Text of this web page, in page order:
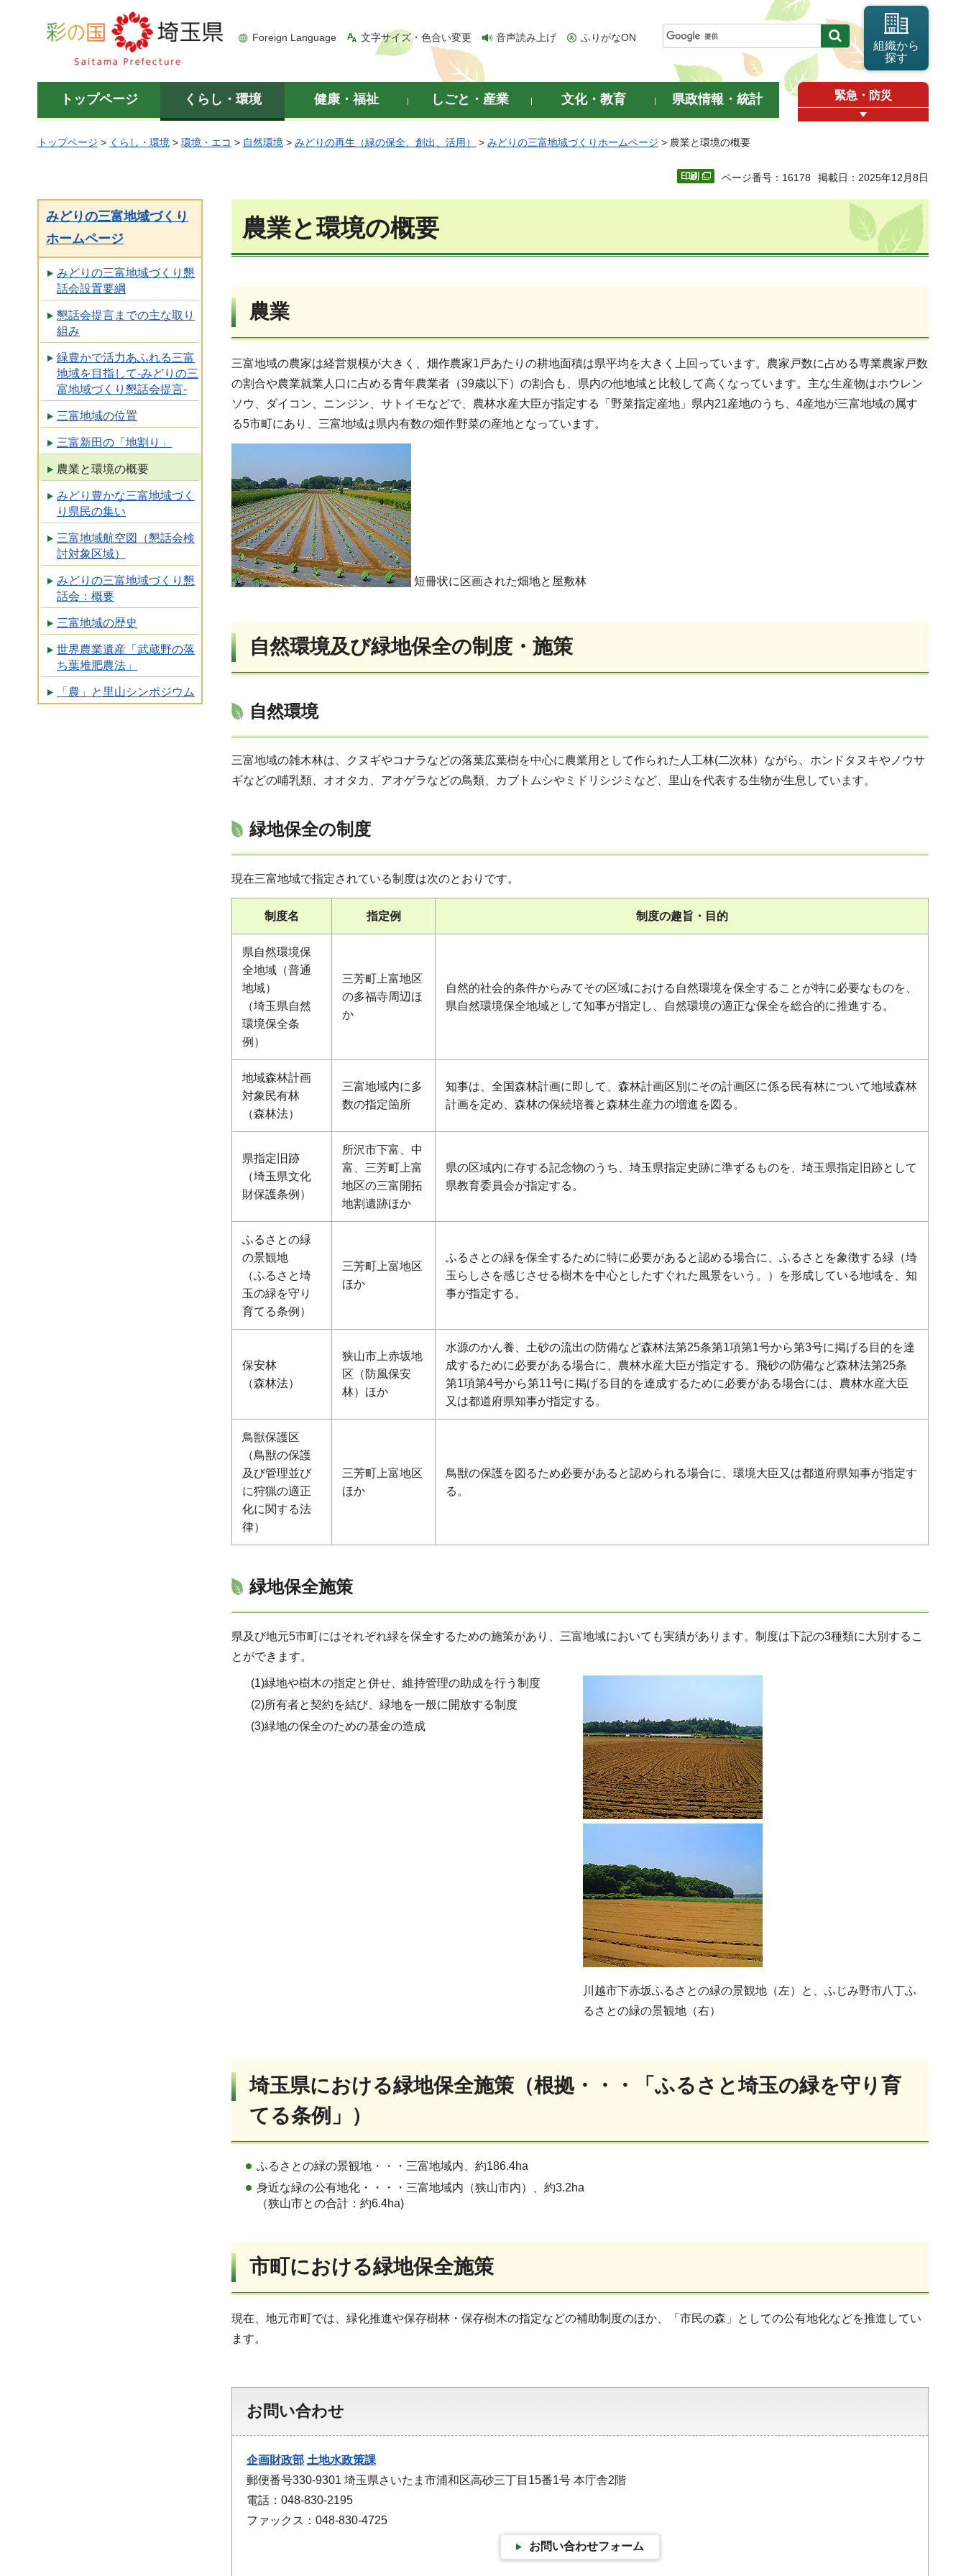
彩の国 埼玉県
Foreign Language 文字サイズ・色合い変更 音声読み上げ ふりがなON
組織から
探す
トップページ くらし・環境 健康・福祉 しごと・産業 文化・教育 県政情報・統計 緊急・防災
トップページ > くらし・環境 > 環境・エコ > 自然環境 > みどりの再生（緑の保全、創出、活用） > みどりの三富地域づくりホームページ > 農業と環境の概要
ページ番号：16178 掲載日：2025年12月8日
みどりの三富地域づくり
ホームページ
みどりの三富地域づくり懇
話会設置要綱
懇話会提言までの主な取り
組み
緑豊かで活力あふれる三富
地域を目指して-みどりの三
富地域づくり懇話会提言-
三富地域の位置
三富新田の「地割り」
農業と環境の概要
みどり豊かな三富地域づく
り県民の集い
三富地域航空図（懇話会検
討対象区域）
みどりの三富地域づくり懇
話会：概要
三富地域の歴史
世界農業遺産「武蔵野の落
ち葉堆肥農法」
「農」と里山シンポジウム
農業と環境の概要
農業
三富地域の農家は経営規模が大きく、畑作農家1戸あたりの耕地面積は県平均を大きく上回っています。農家戸数に占める専業農家戸数
の割合や農業就業人口に占める青年農業者（39歳以下）の割合も、県内の他地域と比較して高くなっています。主な生産物はホウレン
ソウ、ダイコン、ニンジン、サトイモなどで、農林水産大臣が指定する「野菜指定産地」県内21産地のうち、4産地が三富地域の属す
る5市町にあり、三富地域は県内有数の畑作野菜の産地となっています。
短冊状に区画された畑地と屋敷林
自然環境及び緑地保全の制度・施策
自然環境
三富地域の雑木林は、クヌギやコナラなどの落葉広葉樹を中心に農業用として作られた人工林(二次林）ながら、ホンドタヌキやノウサ
ギなどの哺乳類、オオタカ、アオゲラなどの鳥類、カブトムシやミドリシジミなど、里山を代表する生物が生息しています。
緑地保全の制度
現在三富地域で指定されている制度は次のとおりです。
制度名 指定例 制度の趣旨・目的
県自然環境保
全地域（普通
地域）
（埼玉県自然
環境保全条
例）
三芳町上富地区
の多福寺周辺ほ
か
自然的社会的条件からみてその区域における自然環境を保全することが特に必要なものを、
県自然環境保全地域として知事が指定し、自然環境の適正な保全を総合的に推進する。
地域森林計画
対象民有林
（森林法）
三富地域内に多
数の指定箇所
知事は、全国森林計画に即して、森林計画区別にその計画区に係る民有林について地域森林
計画を定め、森林の保続培養と森林生産力の増進を図る。
県指定旧跡
（埼玉県文化
財保護条例）
所沢市下富、中
富、三芳町上富
地区の三富開拓
地割遺跡ほか
県の区域内に存する記念物のうち、埼玉県指定史跡に準ずるものを、埼玉県指定旧跡として
県教育委員会が指定する。
ふるさとの緑
の景観地
（ふるさと埼
玉の緑を守り
育てる条例）
三芳町上富地区
ほか
ふるさとの緑を保全するために特に必要があると認める場合に、ふるさとを象徴する緑（埼
玉らしさを感じさせる樹木を中心としたすぐれた風景をいう。）を形成している地域を、知
事が指定する。
保安林
（森林法）
狭山市上赤坂地
区（防風保安
林）ほか
水源のかん養、土砂の流出の防備など森林法第25条第1項第1号から第3号に掲げる目的を達
成するために必要がある場合に、農林水産大臣が指定する。飛砂の防備など森林法第25条
第1項第4号から第11号に掲げる目的を達成するために必要がある場合には、農林水産大臣
又は都道府県知事が指定する。
鳥獣保護区
（鳥獣の保護
及び管理並び
に狩猟の適正
化に関する法
律）
三芳町上富地区
ほか
鳥獣の保護を図るため必要があると認められる場合に、環境大臣又は都道府県知事が指定す
る。
緑地保全施策
県及び地元5市町にはそれぞれ緑を保全するための施策があり、三富地域においても実績があります。制度は下記の3種類に大別するこ
とができます。
(1)緑地や樹木の指定と併せ、維持管理の助成を行う制度
(2)所有者と契約を結び、緑地を一般に開放する制度
(3)緑地の保全のための基金の造成
川越市下赤坂ふるさとの緑の景観地（左）と、ふじみ野市八丁ふ
るさとの緑の景観地（右）
埼玉県における緑地保全施策（根拠・・・「ふるさと埼玉の緑を守り育
てる条例」）
ふるさとの緑の景観地・・・三富地域内、約186.4ha
身近な緑の公有地化・・・・三富地域内（狭山市内）、約3.2ha
（狭山市との合計：約6.4ha)
市町における緑地保全施策
現在、地元市町では、緑化推進や保存樹林・保存樹木の指定などの補助制度のほか、「市民の森」としての公有地化などを推進してい
ます。
お問い合わせ
企画財政部 土地水政策課
郵便番号330-9301 埼玉県さいたま市浦和区高砂三丁目15番1号 本庁舎2階
電話：048-830-2195
ファックス：048-830-4725
お問い合わせフォーム